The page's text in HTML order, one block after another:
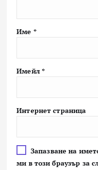
Име *
Имейл *
Интернет страница
Запазване на
ми в този браузър за